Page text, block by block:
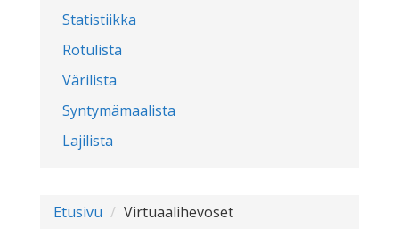
Statistiikka
Rotulista
Värilista
Syntymämaalista
Lajilista
Etusivu Virtuaalihevoset